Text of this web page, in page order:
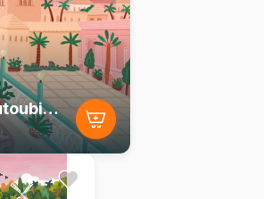
Mosquée Koutoubia, Maroc